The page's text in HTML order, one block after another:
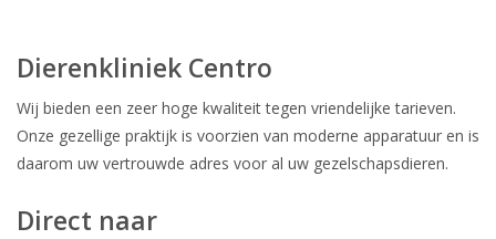
Dierenkliniek Centro
Wij bieden een zeer hoge kwaliteit tegen vriendelijke tarieven.
Onze gezellige praktijk is voorzien van moderne apparatuur en is
daarom uw vertrouwde adres voor al uw gezelschapsdieren.
Direct naar